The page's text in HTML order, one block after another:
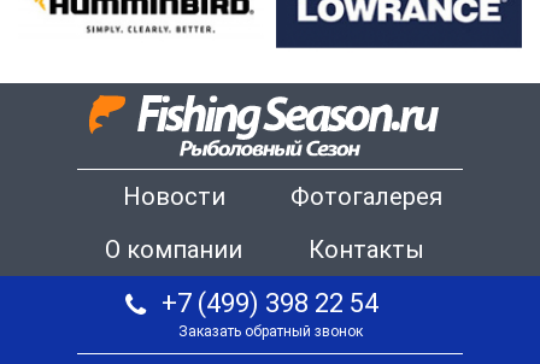
Новости
Фотогалерея
О компании
Контакты
+7 (499) 398 22 54
Заказать обратный звонок